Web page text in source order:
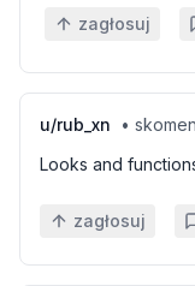
zagłosuj
u/rub_xn •
Looks and
zagłosuj